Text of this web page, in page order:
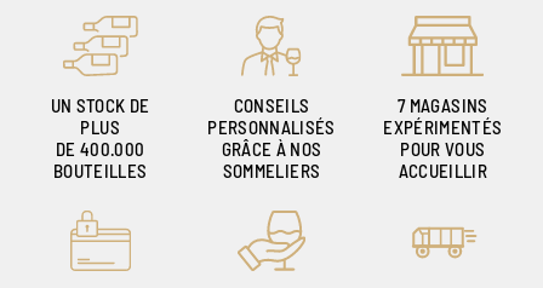
UN STOCK DE
PLUS
DE 400.000
BOUTEILLES
CONSEILS
PERSONNALISÉS
GRÂCE À NOS
SOMMELIERS
7 MAGASINS
EXPÉRIMENTÉS
POUR VOUS
ACCUEILLIR